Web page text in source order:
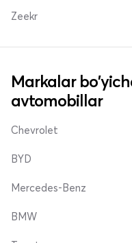
Zeekr
Markalar
avtomobillar
Chevrolet
BYD
Mercedes-Benz
BMW